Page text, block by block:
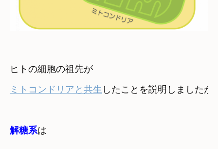
ミトコンドリアと共生 したことを説明しましたが
解糖系は